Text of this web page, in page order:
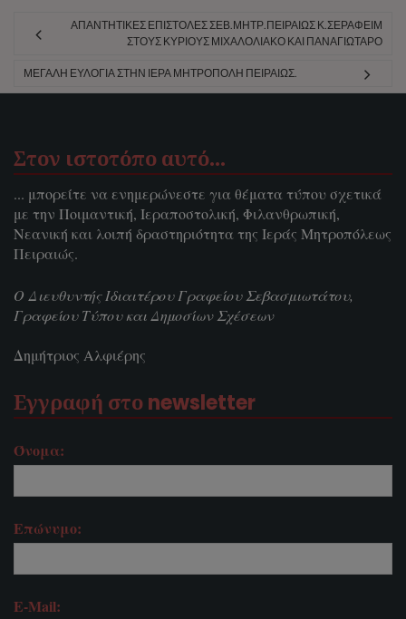
ΑΠΑΝΤΗΤΙΚΈΣ ΕΠΙΣΤΟΛΈΣ ΣΕΒ.ΜΗΤΡ.ΠΕΙΡΑΙΏΣ Κ.ΣΕΡΑΦΕΊΜ
ΣΤΟΥΣ ΚΥΡΊΟΥΣ ΜΙΧΑΛΟΛΙΆΚΟ ΚΑΙ ΠΑΝΑΓΙΏΤΑΡΟ
ΜΕΓΆΛΗ ΕΥΛΟΓΊΑ ΣΤΗΝ ΙΕΡΆ ΜΗΤΡΌΠΟΛΗ ΠΕΙΡΑΙΏΣ.
Στον ιστοτόπο αυτό…
... μπορείτε να ενημερώνεστε για θέματα τύπου σχετικά
με την Ποιμαντική, Ιεραποστολική, Φιλανθρωπική,
Νεανική και λοιπή δραστηριότητα της Ιεράς Μητροπόλεως
Πειραιώς.
Ο Διευθυντής Ιδιαιτέρου Γραφείου Σεβασμιωτάτου,
Γραφείου Τύπου και Δημοσίων Σχέσεων
Δημήτριος Αλφιέρης
Εγγραφή στο newsletter
Όνομα:
Επώνυμο:
E-Mail: